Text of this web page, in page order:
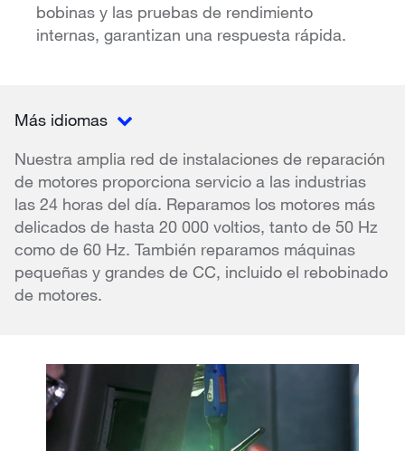
bobinas y las pruebas de rendimiento
internas, garantizan una respuesta rápida.
Más idiomas
Nuestra amplia red de instalaciones de reparación
de motores proporciona servicio a las industrias
las 24 horas del día. Reparamos los motores más
delicados de hasta 20 000 voltios, tanto de 50 Hz
como de 60 Hz. También reparamos máquinas
pequeñas y grandes de CC, incluido el rebobinado
de motores.